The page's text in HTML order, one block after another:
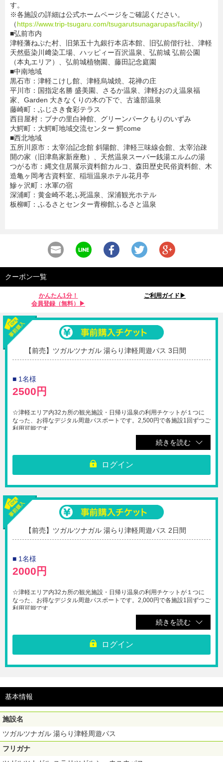
す。
※各施設の詳細は公式ホームページをご確認ください。
（https://www.trip-tsugaru.com/tsugarutsunagarupas/facility/）
■弘前市内
津軽藩ねぷた村、旧第五十九銀行本店本館、旧弘前偕行社、津軽
天然藍染川﨑染工場、ハッピィー百沢温泉、弘前城 弘前公園
（本丸エリア）、弘前城植物園、藤田記念庭園
■中南地域
黒石市：津軽こけし館、津軽烏城焼、花禅の庄
平川市：国指定名勝 盛美園、さるか温泉、津軽おのえ温泉福
家、Garden 大きなくりの木の下で、古遠部温泉
藤崎町：ふじさき食彩テラス
西目屋村：ブナの里白神館、グリーンパークもりのいずみ
大鰐町：大鰐町地域交流センター 鰐come
■西北地域
五所川原市：太宰治記念館 斜陽館、津軽三味線会館、太宰治疎
開の家（旧津島家新座敷）、天然温泉スーパー銭湯エルムの湯
つがる市：縄文住居展示資料館カルコ、森田歴史民俗資料館、木
造亀ヶ岡考古資料室、稲垣温泉ホテル花月亭
鰺ヶ沢町：水軍の宿
深浦町：黄金崎不老ふ死温泉、深浦観光ホテル
板柳町：ふるさとセンター青柳館ふるさと温泉
クーポン一覧
かんたん1分！
会員登録（無料）▶︎
ご利用ガイド▶︎
【前売】ツガルツナガル 湯らり津軽周遊パス 3日間
■ 1名様
2500円
☆津軽エリア内32カ所の観光施設・日帰り温泉の利用チケットが１つに
なった、お得なデジタル周遊パスポートです。2,500円で各施設1回ずつご
利用可能です。
津軽地域に初めて訪れる方もリピーターの方も、お得に観光・温泉入浴を
https://www.trip-tsugaru.com/tsugarutsunagarupas/facility/
※各施設のチケット売り場でQRコードをご提示ください。
※パスポート利用期間は1施設目ご利用日から起算して3日間です。（最終
※1施設1回限り有効です。（同一施設への複数回入場不可。再入場も不
可）
※施設により利用可能期間、開館時間・休館日等は異なります。最新情報
※災害時を含むいかなる状況においても、購入後の取消変更・再発行・払
戻は行っていません。
【利用期間】1施設目ご利用日から起算して3日間（最終の利用有効期間は
2027年3月31日まで）
続きを読む
ログイン
【前売】ツガルツナガル 湯らり津軽周遊パス 2日間
■ 1名様
2000円
☆津軽エリア内32カ所の観光施設・日帰り温泉の利用チケットが１つに
なった、お得なデジタル周遊パスポートです。2,000円で各施設1回ずつご
利用可能です。
津軽地域に初めて訪れる方もリピーターの方も、お得に観光・温泉入浴を
https://www.trip-tsugaru.com/tsugarutsunagarupas/facility/
※各施設のチケット売り場でQRコードをご提示ください。
※パスポート利用期間は1施設目ご利用日から起算して２日間です。（最
可）
※施設により利用可能期間、開館時間・休館日等は異なります。最新情報
※災害時を含むいかなる状況においても、購入後の取消変更・再発行・払
戻は行っていません。
【利用期間】1施設目ご利用日から起算して2日間（最終の利用有効期間は
2027年3月31日まで）
続きを読む
ログイン
基本情報
施設名
ツガルツナガル 湯らり津軽周遊パス
フリガナ